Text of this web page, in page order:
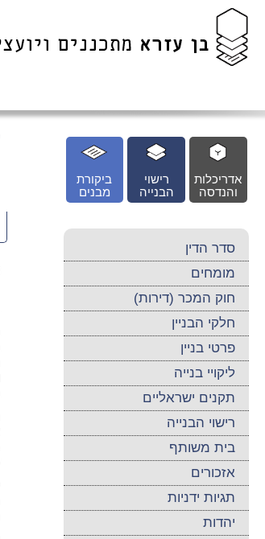
ביקורת
מבנים
רישוי
הבנייה
אדריכלות
והנדסה
סדר הדין
מומחים
חוק המכר (דירות)
חלקי הבניין
פרטי בניין
ליקויי בנייה
תקנים ישראליים
רישוי הבנייה
בית משותף
אזכורים
תגיות ידניות
יהדות